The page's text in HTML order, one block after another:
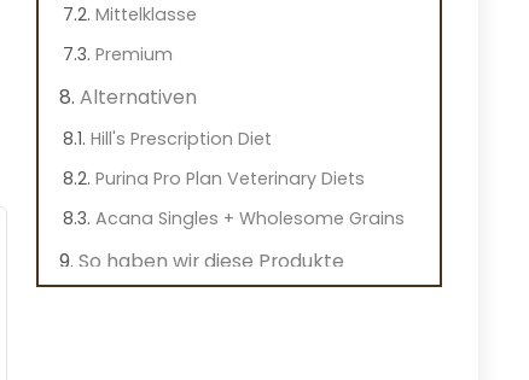
Mittelklasse
Premium
Alternativen
Hill's Prescription Diet
Purina Pro Plan Veterinary Diets
Acana Singles + Wholesome Grains
So haben wir diese Produkte
ausgewählt